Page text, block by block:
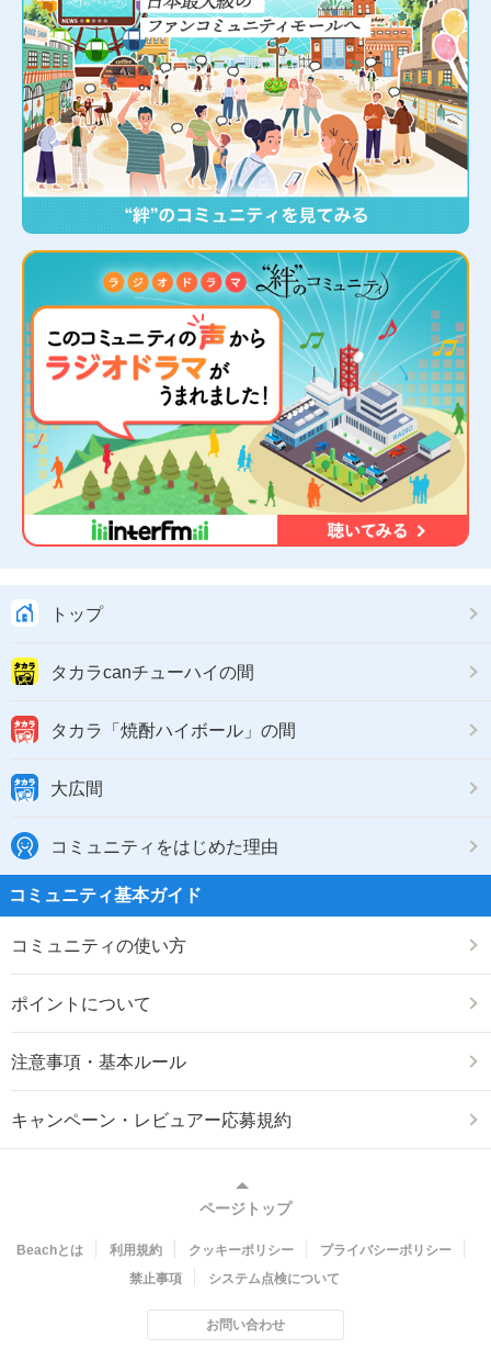
トップ
タカラcanチューハイの間
タカラ「焼酎ハイボール」の間
大広間
コミュニティをはじめた理由
コミュニティ基本ガイド
コミュニティの使い方
ポイントについて
注意事項・基本ルール
キャンペーン・レビュアー応募規約
ページトップ
Beachとは 利用規約 クッキーポリシー
プライバシーポリシー
禁止事項
システム点検について
お問い合わせ